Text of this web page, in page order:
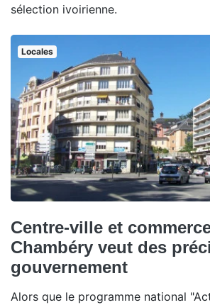
sélection ivoirienne.
Locales
Centre-ville et
Chambéry veut des
gouvernement
Alors que le programme national